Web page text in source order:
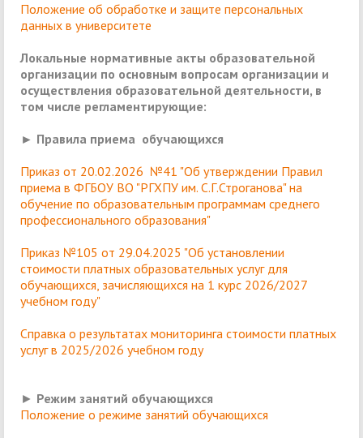
Положение об обработке и защите персональных
данных в университете
Локальные нормативные акты образовательной
организации по основным вопросам организации и
осуществления образовательной деятельности, в
том числе регламентирующие:
► Правила приема обучающихся
Приказ от 20.02.2026 №41 "Об утверждении Правил
приема в ФГБОУ ВО "РГХПУ им. С.Г.Строганова" на
обучение по образовательным программам среднего
профессионального образования"
Приказ №105 от 29.04.2025 "Об установлении
стоимости платных образовательных услуг для
обучающихся, зачисляющихся на 1 курс 2026/2027
учебном году"
Справка о результатах мониторинга стоимости платных
услуг в 2025/2026 учебном году
► Режим занятий обучающихся
Положение о режиме занятий обучающихся